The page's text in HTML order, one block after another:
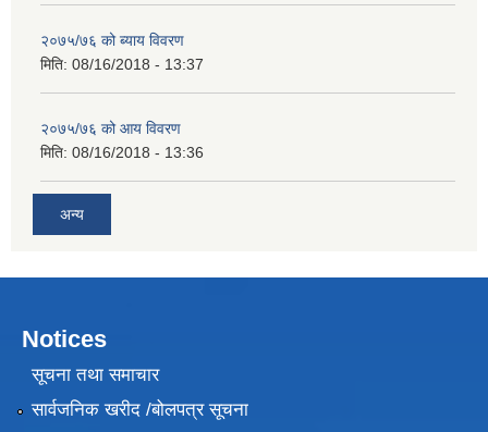
२०७५/७६ को ब्याय विवरण
मिति: 08/16/2018 - 13:37
२०७५/७६ को आय विवरण
मिति: 08/16/2018 - 13:36
अन्य
Notices
सूचना तथा समाचार
सार्वजनिक खरीद /बोलपत्र सूचना